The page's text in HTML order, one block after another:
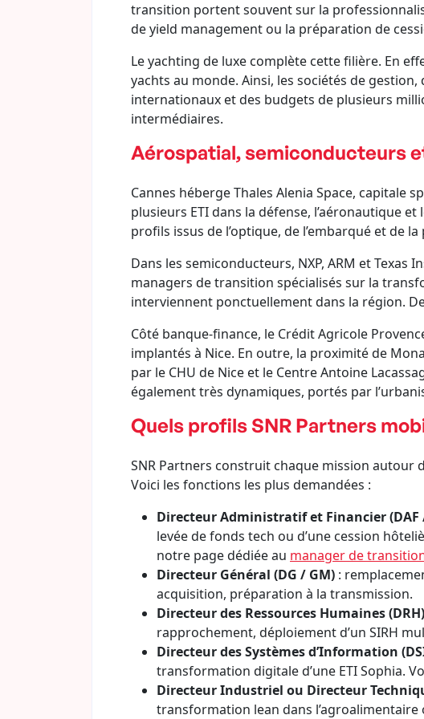
transition portent souvent sur la
de yield management ou la préparation de
Le yachting de luxe complète cette filière. En
yachts au monde. Ainsi, les sociétés de
internationaux et des budgets de plusieurs
intermédiaires.
Aérospatial, semiconducteurs
Cannes héberge Thales Alenia Space, capitale
plusieurs ETI dans la défense, l’aéronautique
profils issus de l’optique, de l’embarqué et de
Dans les semiconducteurs, NXP, ARM et
managers de transition spécialisés sur la
interviennent ponctuellement dans la région.
Côté banque-finance, le Crédit Agricole
implantés à Nice. En outre, la proximité de
par le CHU de Nice et le Centre Antoine
également très dynamiques, portés par
Quels profils SNR Partners
SNR Partners construit chaque mission autour
Voici les fonctions les plus demandées :
Directeur Administratif et Financier (DAF
levée de fonds tech ou d’une cession
notre page dédiée au manager de
Directeur Général (DG / GM) :
acquisition, préparation à la transmission.
Directeur des Ressources Humaines (DRH)
rapprochement, déploiement d’un SIRH
Directeur des Systèmes d’Information
transformation digitale d’une ETI Sophia.
Directeur Industriel ou Directeur
transformation lean dans l’agroalimentaire